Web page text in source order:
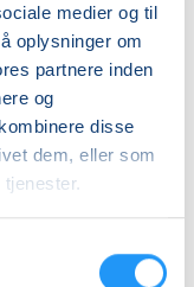
medier og til
oplysninger om
partnere inden
og
disse
dem, eller som